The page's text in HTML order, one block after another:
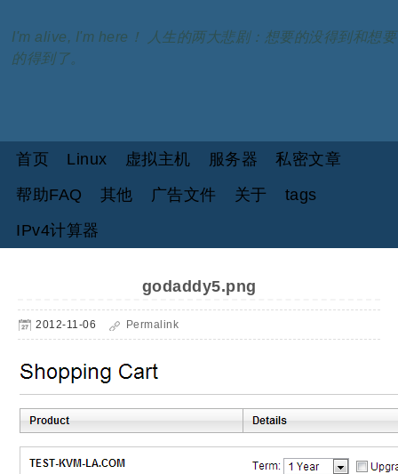
I'm alive, I'm here！ 人生的两大悲剧：想要的没得到和想要
的得到了。
首页 Linux 虚拟主机 服务器
私密文章
帮助FAQ
其他 广告文件 关于
tags
IPv4计算器
godaddy5.png
2012-11-06 Permalink